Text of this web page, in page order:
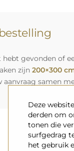
gevonden of
zijn 200×300
samen
Deze
derden om
tonen die
surfgedrag
het gebruik